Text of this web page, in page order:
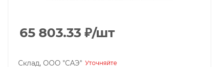
65 803.33 ₽/шт
Склад, ООО "САЭ" Уточняйте